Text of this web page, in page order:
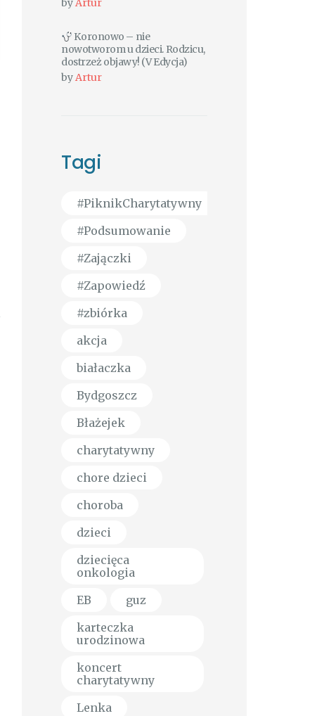
byArtur
Koronowo – nie
nowotworom u dzieci. Rodzicu,
dostrzeż objawy! (V Edycja)
byArtur
Tagi
#PiknikCharytatywny
#Podsumowanie
#Zajączki
#Zapowiedź
#zbiórka
akcja
białaczka
Bydgoszcz
Błażejek
charytatywny
chore dzieci
choroba
dzieci
dziecięca
onkologia
EB
guz
karteczka
urodzinowa
koncert
charytatywny
Lenka